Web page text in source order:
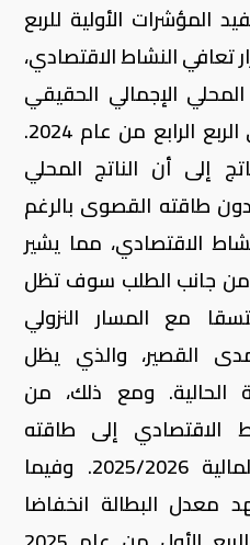
المؤشرات الأولية للربع
2025 باستمرار تعافي النشاط الاقتصادي،
الإجمالي الحقيقي
بنحو 5.0% مقابل 4.3% في الربع الرابع من عام 2024.
إلى أن الناتج المحلي
دون طاقته القصوى بالرغم
الاقتصادي، مما يشير
من جانب الطلب سوف تظل
مع المسار النزولي
القصير، والذي يظل
الحالية. ومع ذلك، من
الاقتصادي إلى طاقته
القصوى بنهاية السنة المالية 2025/2026. وفيما
البطالة انخفاضا